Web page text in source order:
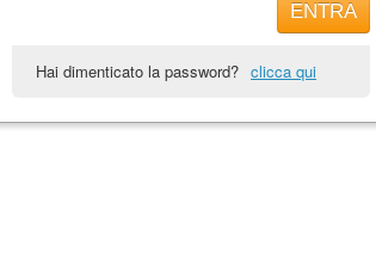
ENTRA
Hai dimenticato la password? clicca qui